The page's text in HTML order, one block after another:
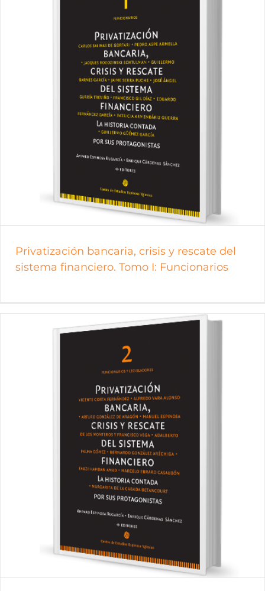
Privatización bancaria, crisis y rescate del
sistema financiero. Tomo I: Funcionarios